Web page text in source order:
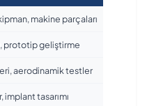
makine parçaları
prototip geliştirme
aerodinamik testler
tasarımı